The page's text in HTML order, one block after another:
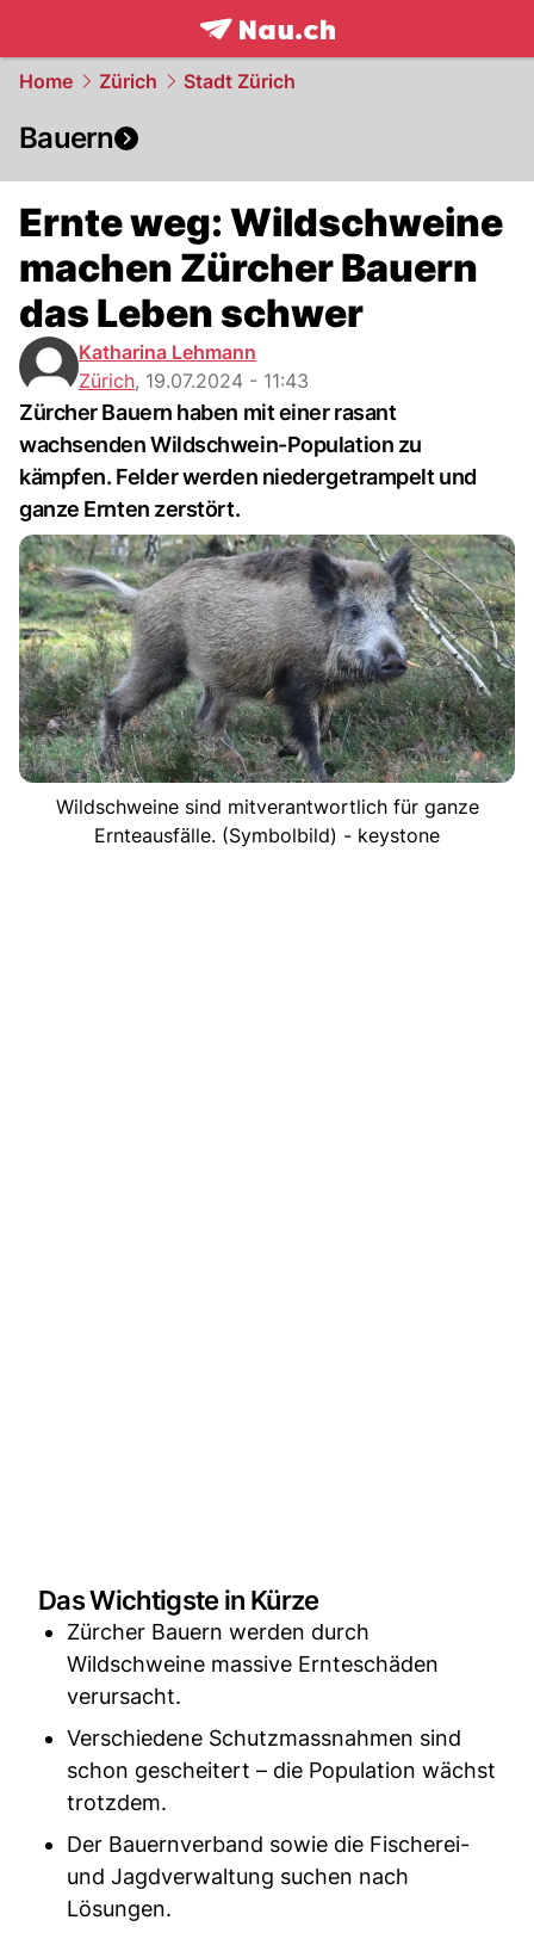
frontpage.NAU.ch
Home Zürich Stadt Zürich
Bauern
Ernte weg: Wildschweine
machen Zürcher Bauern
das Leben schwer
Katharina Lehmann
Zürich, 19.07.2024 - 11:43
Zürcher Bauern haben mit einer rasant
wachsenden Wildschwein-Population zu
kämpfen. Felder werden niedergetrampelt und
ganze Ernten zerstört.
Wildschweine sind mitverantwortlich für ganze
Ernteausfälle. (Symbolbild) - keystone
Das Wichtigste in Kürze
Zürcher Bauern werden durch
Wildschweine massive Ernteschäden
verursacht.
Verschiedene Schutzmassnahmen sind
schon gescheitert – die Population wächst
trotzdem.
Der Bauernverband sowie die Fischerei-
und Jagdverwaltung suchen nach
Lösungen.